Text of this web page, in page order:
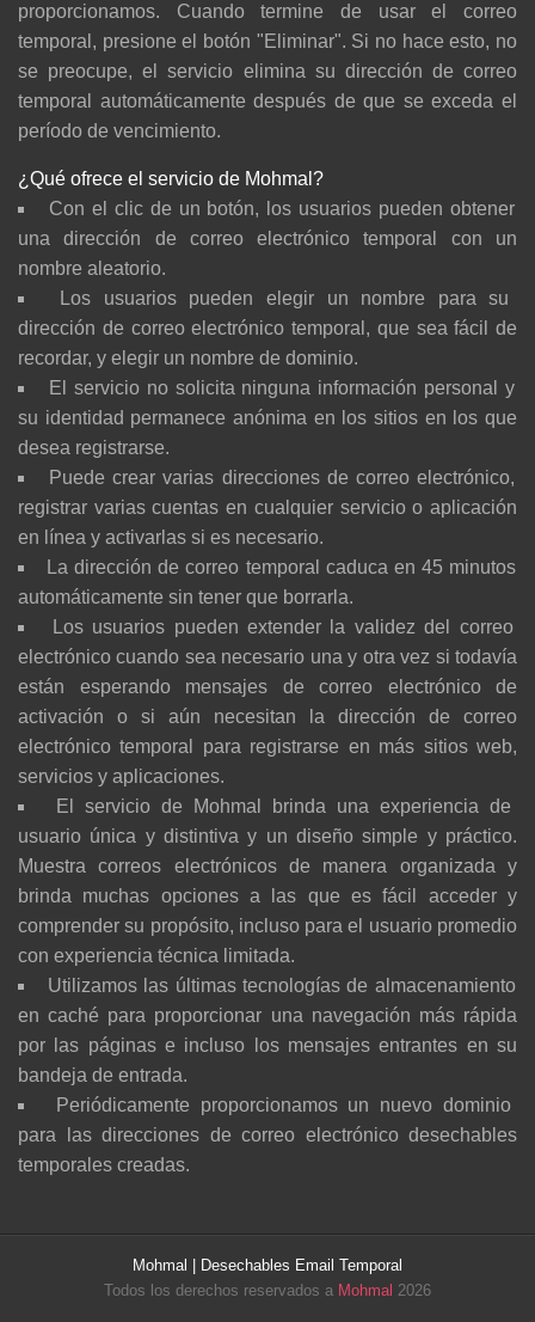
proporcionamos. Cuando termine de usar el correo
temporal, presione el botón "Eliminar". Si no hace esto, no
se preocupe, el servicio elimina su dirección de correo
temporal automáticamente después de que se exceda el
período de vencimiento.
¿Qué ofrece el servicio de Mohmal?
Con el clic de un botón, los usuarios pueden obtener
una dirección de correo electrónico temporal con un
nombre aleatorio.
Los usuarios pueden elegir un nombre para su
dirección de correo electrónico temporal, que sea fácil de
recordar, y elegir un nombre de dominio.
El servicio no solicita ninguna información personal y
su identidad permanece anónima en los sitios en los que
desea registrarse.
Puede crear varias direcciones de correo electrónico,
registrar varias cuentas en cualquier servicio o aplicación
en línea y activarlas si es necesario.
La dirección de correo temporal caduca en 45 minutos
automáticamente sin tener que borrarla.
Los usuarios pueden extender la validez del correo
electrónico cuando sea necesario una y otra vez si todavía
están esperando mensajes de correo electrónico de
activación o si aún necesitan la dirección de correo
electrónico temporal para registrarse en más sitios web,
servicios y aplicaciones.
El servicio de Mohmal brinda una experiencia de
usuario única y distintiva y un diseño simple y práctico.
Muestra correos electrónicos de manera organizada y
brinda muchas opciones a las que es fácil acceder y
comprender su propósito, incluso para el usuario promedio
con experiencia técnica limitada.
Utilizamos las últimas tecnologías de almacenamiento
en caché para proporcionar una navegación más rápida
por las páginas e incluso los mensajes entrantes en su
bandeja de entrada.
Periódicamente proporcionamos un nuevo dominio
para las direcciones de correo electrónico desechables
temporales creadas.
Mohmal | Desechables Email Temporal
Todos los derechos reservados a Mohmal 2026